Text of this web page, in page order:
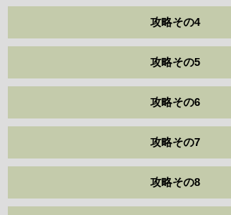
攻略その4
攻略その5
攻略その6
攻略その7
攻略その8